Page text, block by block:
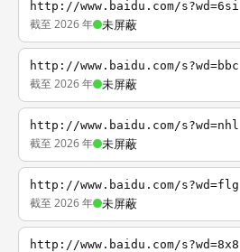
http://www.baidu.com/s?wd=6si
截至 2026 年 未屏蔽
http://www.baidu.com/s?wd=bbc
截至 2026 年 未屏蔽
http://www.baidu.com/s?wd=nhl
截至 2026 年 未屏蔽
http://www.baidu.com/s?wd=flg
截至 2026 年 未屏蔽
http://www.baidu.com/s?wd=8x8